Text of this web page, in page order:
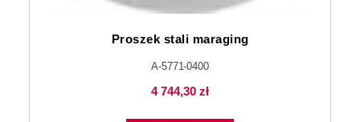
Proszek stali maraging
A-5771-0400
4 744,30 zł